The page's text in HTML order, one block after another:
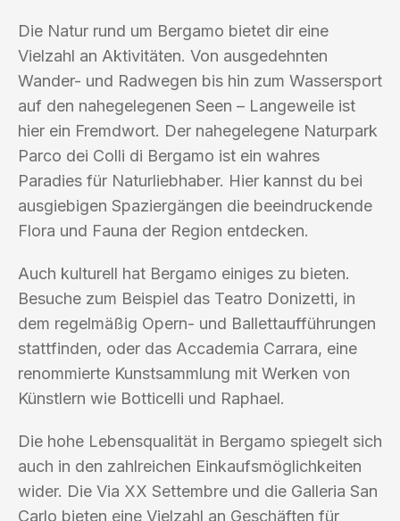
Die Natur rund um Bergamo bietet dir eine
Vielzahl an Aktivitäten. Von ausgedehnten
Wander- und Radwegen bis hin zum Wassersport
auf den nahegelegenen Seen – Langeweile ist
hier ein Fremdwort. Der nahegelegene Naturpark
Parco dei Colli di Bergamo ist ein wahres
Paradies für Naturliebhaber. Hier kannst du bei
ausgiebigen Spaziergängen die beeindruckende
Flora und Fauna der Region entdecken.
Auch kulturell hat Bergamo einiges zu bieten.
Besuche zum Beispiel das Teatro Donizetti, in
dem regelmäßig Opern- und Ballettaufführungen
stattfinden, oder das Accademia Carrara, eine
renommierte Kunstsammlung mit Werken von
Künstlern wie Botticelli und Raphael.
Die hohe Lebensqualität in Bergamo spiegelt sich
auch in den zahlreichen Einkaufsmöglichkeiten
wider. Die Via XX Settembre und die Galleria San
Carlo bieten eine Vielzahl an Geschäften für